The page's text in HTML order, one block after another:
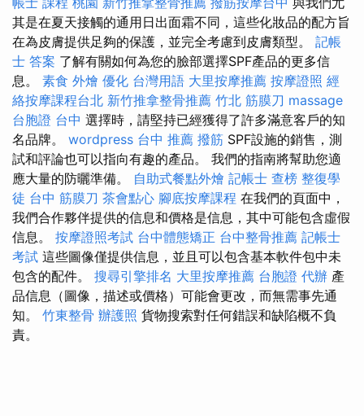
其是在夏天接觸的通用日出面霜不同，這些化妝品的配方旨
在為皮膚提供足夠的保護，並完全考慮到皮膚類型。 記帳
士 答案 了解有關如何為您的臉部選擇SPF產品的更多信
息。 素食 外燴 優化 台灣用語 大里按摩推薦 按摩證照 經
絡按摩課程台北 新竹推拿整骨推薦 竹北 筋膜刀 massage
台胞證 台中 選擇時，請堅持已經獲得了許多滿意客戶的知
名品牌。 wordpress 台中 推薦 撥筋 SPF設施的銷售，測
試和評論也可以指向有趣的產品。 我們的指南將幫助您適
應大量的防曬準備。 自助式餐點外燴 記帳士 查榜 整復學
徒 台中 筋膜刀 茶會點心 腳底按摩課程 在我們的頁面中，
我們合作夥伴提供的信息和價格是信息，其中可能包含虛假
信息。 按摩證照考試 台中體態矯正 台中整骨推薦 記帳士
考試 這些圖像僅提供信息，並且可以包含基本軟件包中未
包含的配件。 搜尋引擎排名 大里按摩推薦 台胞證 代辦 產
品信息（圖像，描述或價格）可能會更改，而無需事先通
知。 竹東整骨 辦護照 貨物搜索對任何錯誤和缺陷概不負
責。